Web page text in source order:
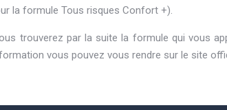
la formule Tous risques Confort +).
trouverez par la suite la formule qui vous
vous pouvez vous rendre sur le site